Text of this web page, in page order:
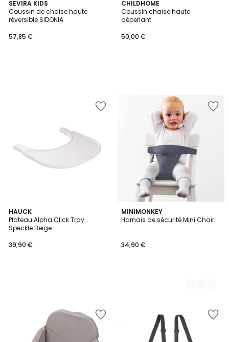
SEVIRA KIDS
Coussin de chaise haute
réversible SIDONIA
57,85 €
CHILDHOME
Coussin chaise haute
déperlant
50,00 €
HAUCK
Plateau Alpha Click Tray
Speckle Beige
39,90 €
MINIMONKEY
Harnais de sécurité Mini Chair
34,90 €
2
Couleurs